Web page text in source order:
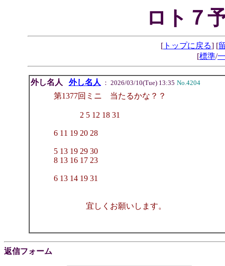
ロト７
[ トップに戻る] [
[標準/
外し名人 外し名人 ： 2026/03/10(Tue) 13:35 No.4204
第1377回ミニ 当たるかな？？
2 5 12 18 31
6 11 19 20 28
5 13 19 29 30
8 13 16 17 23
6 13 14 19 31
宜しくお願いします。
返信フォーム